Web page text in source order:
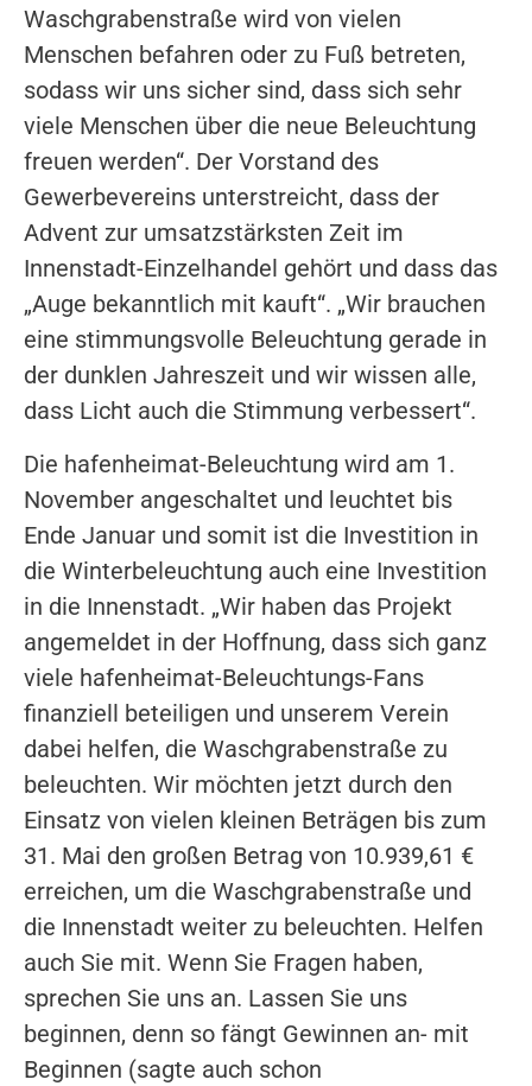
Waschgrabenstraße wird von vielen
Menschen befahren oder zu Fuß betreten,
sodass wir uns sicher sind, dass sich sehr
viele Menschen über die neue Beleuchtung
freuen werden“. Der Vorstand des
Gewerbevereins unterstreicht, dass der
Advent zur umsatzstärksten Zeit im
Innenstadt-Einzelhandel gehört und dass das
„Auge bekanntlich mit kauft“. „Wir brauchen
eine stimmungsvolle Beleuchtung gerade in
der dunklen Jahreszeit und wir wissen alle,
dass Licht auch die Stimmung verbessert“.
Die hafenheimat-Beleuchtung wird am 1.
November angeschaltet und leuchtet bis
Ende Januar und somit ist die Investition in
die Winterbeleuchtung auch eine Investition
in die Innenstadt. „Wir haben das Projekt
angemeldet in der Hoffnung, dass sich ganz
viele hafenheimat-Beleuchtungs-Fans
finanziell beteiligen und unserem Verein
dabei helfen, die Waschgrabenstraße zu
beleuchten. Wir möchten jetzt durch den
Einsatz von vielen kleinen Beträgen bis zum
31. Mai den großen Betrag von 10.939,61 €
erreichen, um die Waschgrabenstraße und
die Innenstadt weiter zu beleuchten. Helfen
auch Sie mit. Wenn Sie Fragen haben,
sprechen Sie uns an. Lassen Sie uns
beginnen, denn so fängt Gewinnen an- mit
Beginnen (sagte auch schon